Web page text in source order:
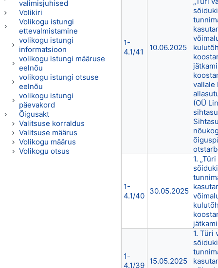
valimisjuhised
Volikiri
Volikogu istungi
ettevalmistamine
volikogu istungi
informatsioon
volikogu istungi määruse
eelnõu
volikogu istungi otsuse
eelnõu
volikogu istungi
päevakord
Õigusakt
Valitsuse korraldus
Valitsuse määrus
Volikogu määrus
Volikogu otsus
1-
4.1/41
10.06.2025
vallale
(OÜ
1-
4.1/40
30.05.2025
1.
1-
4.1/39 15.05.2025
1. Türi